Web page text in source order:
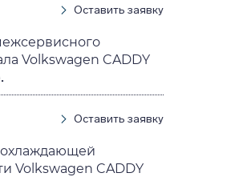
Оставить заявку
Volkswagen CADDY
Оставить заявку
Volkswagen CADDY